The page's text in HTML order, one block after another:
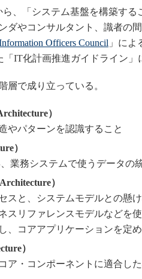
、「システム基盤を構築する
ダやコンサルタント、識者の
Officers Council 」によ
IT化計画推進ガイドライン」
で成り立っている。
）
やパターンを認識すること
）
業務システムで使うデータの
）
スと、システムモデルとの懸
スリファレンスモデルなどを
、コアアプリケーションを定
）
ア・コンポーネントに適合し